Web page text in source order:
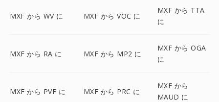
MXF から WV に MXF から VOC に
MXF から TTA
に
MXF から RA に MXF から MP2 に
MXF から OGA
に
MXF から PVF に MXF から PRC に
MXF から
MAUD に